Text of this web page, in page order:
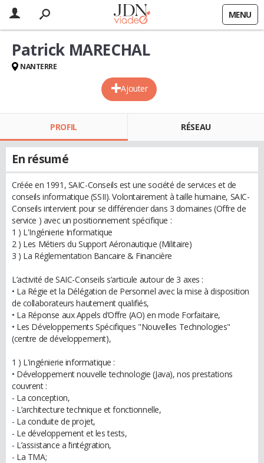
MENU
Ajouter
Patrick MARECHAL
NANTERRE
PROFIL RÉSEAU
En résumé
Créée en 1991, SAIC-Conseils est une société de services et de
conseils informatique (SSII). Volontairement à taille humaine, SAIC-
Conseils intervient pour se différencier dans 3 domaines (Offre de
service ) avec un positionnement spécifique :
1 ) L'Ingénierie Informatique
2 ) Les Métiers du Support Aéronautique (Militaire)
3 ) La Réglementation Bancaire & Financière
L’activité de SAIC-Conseils s’articule autour de 3 axes :
• La Régie et la Délégation de Personnel avec la mise à disposition
de collaborateurs hautement qualifiés,
• La Réponse aux Appels d’Offre (AO) en mode Forfaitaire,
• Les Développements Spécifiques "Nouvelles Technologies"
(centre de développement),
1 ) L'ingénierie informatique :
• Développement nouvelle technologie (Java), nos prestations
couvrent :
- La conception,
- L’architecture technique et fonctionnelle,
- La conduite de projet,
- Le développement et les tests,
- L’assistance a l’intégration,
- La TMA;